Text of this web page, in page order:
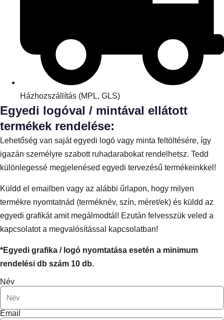
Házhozszállítás (MPL, GLS)
Egyedi logóval / mintával ellátott
termékek rendelése:
Lehetőség van saját egyedi logó vagy minta feltöltésére, így
igazán személyre szabott ruhadarabokat rendelhetsz. Tedd
különlegessé megjelenésed egyedi tervezésű termékeinkkel!
Küldd el emailben vagy az alábbi űrlapon, hogy milyen
termékre nyomtatnád (terméknév, szín, méret/ek) és küldd az
egyedi grafikát amit megálmodtál! Ezután felvesszük veled a
kapcsolatot a megvalósítással kapcsolatban!
*Egyedi grafika / logó nyomtatása esetén a minimum
rendelési db szám 10 db.
Név
Email